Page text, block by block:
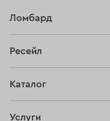
Ломбард
Тарифы
Ресейл
Каталог
Услуги